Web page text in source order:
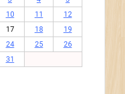
10 11
12
17 18
19
24 25
26
31